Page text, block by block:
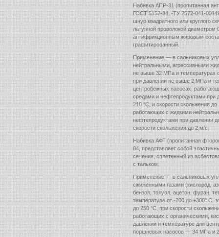
Набивка АПР-31 (пропитанная
ГОСТ 5152-84, -ТУ 2572-041-
шнур квадратного или круглого
латунной проволокой
антифрикционным жировым
графитированный.
Применение — в сальниковых
нейтральными, агрессивными
не выше 32 МПа и температурах
при давлении не выше 2 МПа и
центробежных насосах,
средами и нефтепродуктами
210 °С, и скорости скольжения
работающих с жидкими
нефтепродуктами при давлении
скорости скольжения до 2 м/с.
Набивка АФТ (пропитанная
84, представляет собой
сечения, сплетенный из
с тальком.
Применение — в сальниковых
сжиженными газами (кислород,
бензол, толуол, ацетон, фуран,
температуре от -200 до +300° С,
до 250 °С, при скорости
работающих с органическими,
давлении и температуре для
поршневых насосов — 34 МПа и